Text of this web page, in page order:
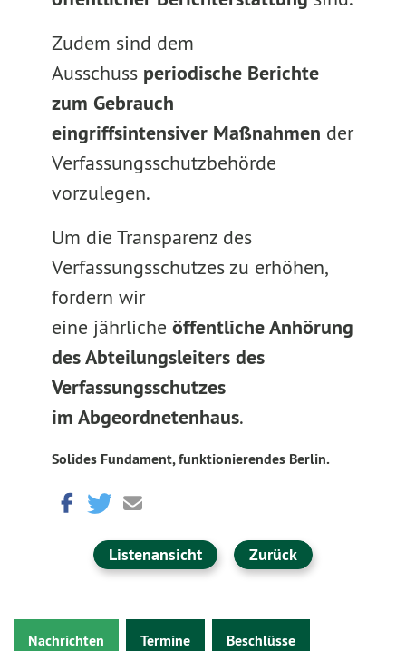
Zudem sind dem
Ausschuss periodische Berichte
zum Gebrauch
eingriffsintensiver Maßnahmen der
Verfassungsschutzbehörde
vorzulegen.
Um die Transparenz des
Verfassungsschutzes zu erhöhen,
fordern wir
eine jährliche öffentliche Anhörung
des Abteilungsleitersdes
Verfassungsschutzes
im Abgeordnetenhaus.
Solides Fundament, funktionierendes Berlin.
Listenansicht Zurück
Nachrichten Termine Beschlüsse